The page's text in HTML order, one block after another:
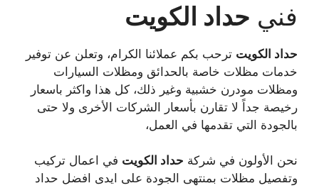
فني حداد الكويت
حداد الكويت ترحب بكم عملائنا الكرام، وتعلن عن توفير
خدمات مظلات خاصة بالحدائق ومظلات السيارات
ومظلات مودرن خشبية وغير ذلك، كل هذا واكثر باسعار
رخيصة جداً لا تقارن بأسعار الشركات الأخرى ولا حتى
بالجودة التي تقدمها في العمل،
نحن الأولون في شركة حداد الكويت في اعمال تركيب
وتفصيل مظلات بمنتهى الجودة على ايدى افضل حداد